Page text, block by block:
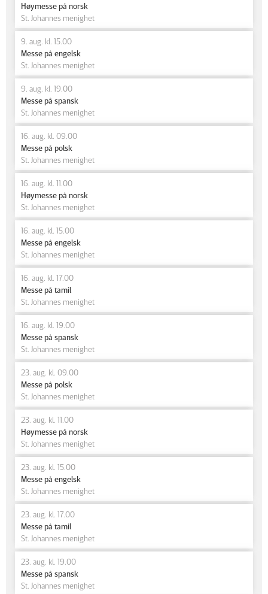
Høymesse på norsk
St. Johannes menighet
9. aug. kl. 15.00
Messe på engelsk
St. Johannes menighet
9. aug. kl. 19.00
Messe på spansk
St. Johannes menighet
16. aug. kl. 09.00
Messe på polsk
St. Johannes menighet
16. aug. kl. 11.00
Høymesse på norsk
St. Johannes menighet
16. aug. kl. 15.00
Messe på engelsk
St. Johannes menighet
16. aug. kl. 17.00
Messe på tamil
St. Johannes menighet
16. aug. kl. 19.00
Messe på spansk
St. Johannes menighet
23. aug. kl. 09.00
Messe på polsk
St. Johannes menighet
23. aug. kl. 11.00
Høymesse på norsk
St. Johannes menighet
23. aug. kl. 15.00
Messe på engelsk
St. Johannes menighet
23. aug. kl. 17.00
Messe på tamil
St. Johannes menighet
23. aug. kl. 19.00
Messe på spansk
St. Johannes menighet